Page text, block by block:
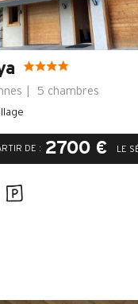
5 chambres
DE : 2700 € LE